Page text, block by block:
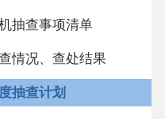
抽查事项清单
情况、查处结果
抽查计划